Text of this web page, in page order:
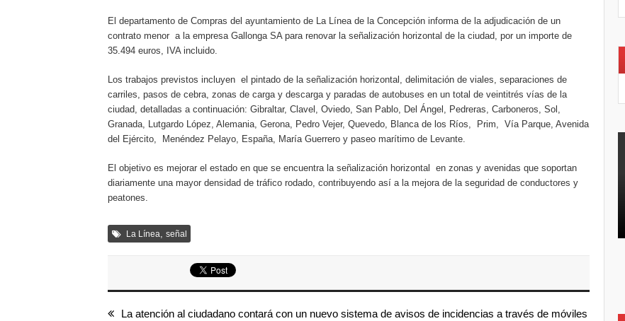
El departamento de Compras del ayuntamiento de La Línea de la Concepción informa de la adjudicación de un
contrato menor a la empresa Gallonga SA para renovar la señalización horizontal de la ciudad, por un importe de
35.494 euros, IVA incluido.
Los trabajos previstos incluyen el pintado de la señalización horizontal, delimitación de viales, separaciones de
carriles, pasos de cebra, zonas de carga y descarga y paradas de autobuses en un total de veintitrés vías de la
ciudad, detalladas a continuación: Gibraltar, Clavel, Oviedo, San Pablo, Del Ángel, Pedreras, Carboneros, Sol,
Granada, Lutgardo López, Alemania, Gerona, Pedro Vejer, Quevedo, Blanca de los Ríos, Prim, Vía Parque, Avenida
del Ejército, Menéndez Pelayo, España, María Guerrero y paseo marítimo de Levante.
El objetivo es mejorar el estado en que se encuentra la señalización horizontal en zonas y avenidas que soportan
diariamente una mayor densidad de tráfico rodado, contribuyendo así a la mejora de la seguridad de conductores y
peatones.
La Línea, señal
La atención al ciudadano contará con un nuevo sistema de avisos de incidencias a través de móviles